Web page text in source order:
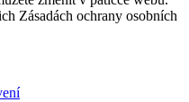
Zásadách ochrany osobních